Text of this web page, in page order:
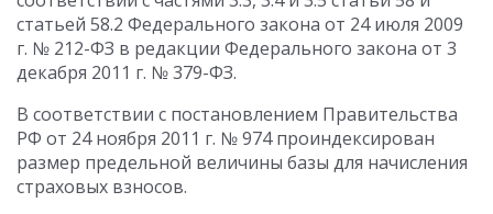
статьей 58.2 Федерального закона от 24 июля 2009
г. № 212-ФЗ в редакции Федерального закона от 3
декабря 2011 г. № 379-ФЗ.
В соответствии с постановлением Правительства
РФ от 24 ноября 2011 г. № 974 проиндексирован
размер предельной величины базы для начисления
страховых взносов.